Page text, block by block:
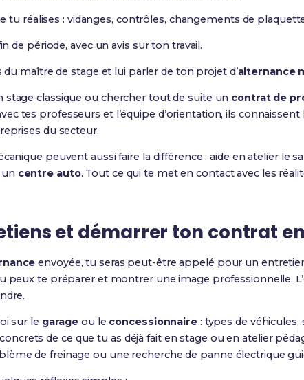
tu réalises : vidanges, contrôles, changements de
de période, avec un avis sur ton travail.
du maître de stage et lui parler de ton projet d’alternance
classique ou chercher tout de suite un contrat de
tes professeurs et l’équipe d’orientation, ils connaissent
du secteur.
peuvent aussi faire la différence : aide en atelier le
centre auto. Tout ce qui te met en contact avec les
et démarrer ton contrat
envoyée, tu seras peut-être appelé pour un
peux te préparer et montrer une image professionnelle.
sur le garage ou le concessionnaire: types de
de ce que tu as déjà fait en stage ou en atelier
de freinage ou une recherche de panne électrique